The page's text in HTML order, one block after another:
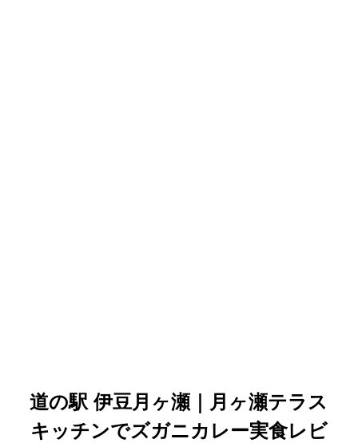
道の駅 伊豆月ヶ瀬｜月ヶ瀬テラス
キッチンでズガニカレー実食レビ